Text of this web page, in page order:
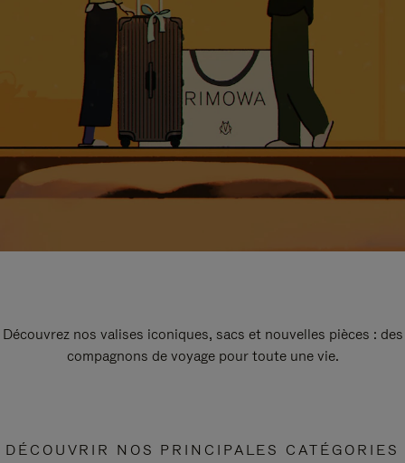
Découvrez nos valises iconiques, sacs et nouvelles pièces : des
compagnons de voyage pour toute une vie.
DÉCOUVRIR NOS PRINCIPALES CATÉGORIES